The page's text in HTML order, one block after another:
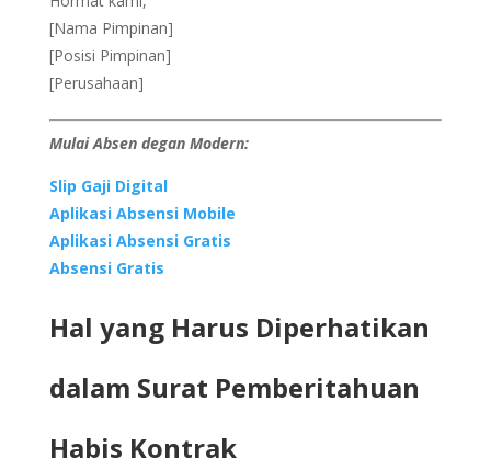
[Nama Pimpinan]
[Posisi Pimpinan]
[Perusahaan]
Mulai Absen degan Modern:
Slip Gaji Digital
Aplikasi Absensi Mobile
Aplikasi Absensi Gratis
Absensi Gratis
Hal yang Harus Diperhatikan
dalam Surat Pemberitahuan
Habis Kontrak